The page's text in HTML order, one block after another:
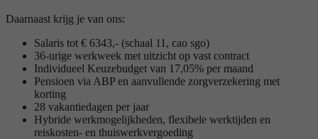
Daarnaast krijg je van ons:
Salaris tot € 6343,- (schaal 11, cao sgo)
36-urige werkweek met uitzicht op vast contract
Individueel Keuzebudget van 17,05% per maand
Pensioen via ABP en aanvullende zorgverzekering met
korting
28 vakantiedagen per jaar
Hybride werkmogelijkheden, flexibele werktijden en
reiskosten- en thuiswerkvergoeding